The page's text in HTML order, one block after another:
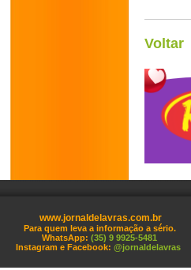
Voltar
www.jornaldelavras.com.br
Para quem leva a informação a sério.
WhatsApp: (35) 9 9925-5481
Instagram e Facebook: @jornaldelavras